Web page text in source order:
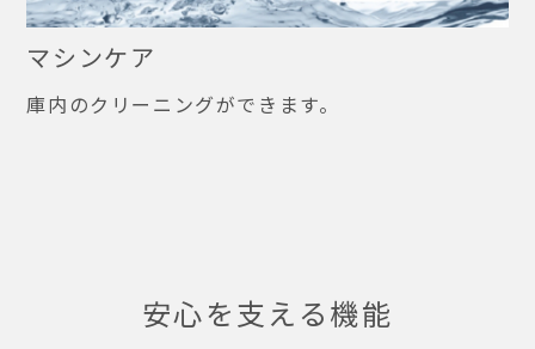
マシンケア
庫内のクリーニングができます。
安心を支える機能